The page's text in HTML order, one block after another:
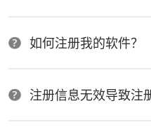
如何注册我的软件？
注册信息无效导致注